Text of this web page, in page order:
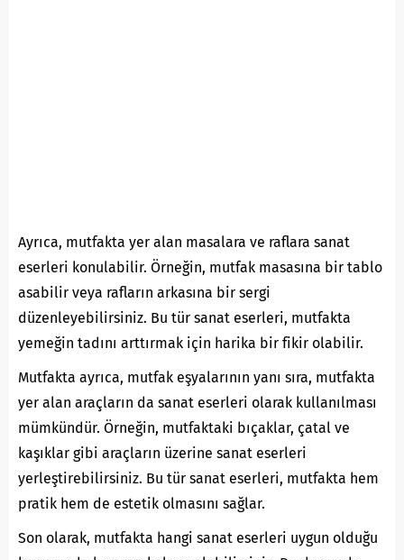
Ayrıca, mutfakta yer alan masalara ve raflara sanat
eserleri konulabilir. Örneğin, mutfak masasına bir tablo
asabilir veya rafların arkasına bir sergi
düzenleyebilirsiniz. Bu tür sanat eserleri, mutfakta
yemeğin tadını arttırmak için harika bir fikir olabilir.
Mutfakta ayrıca, mutfak eşyalarının yanı sıra, mutfakta
yer alan araçların da sanat eserleri olarak kullanılması
mümkündür. Örneğin, mutfaktaki bıçaklar, çatal ve
kaşıklar gibi araçların üzerine sanat eserleri
yerleştirebilirsiniz. Bu tür sanat eserleri, mutfakta hem
pratik hem de estetik olmasını sağlar.
Son olarak, mutfakta hangi sanat eserleri uygun olduğu